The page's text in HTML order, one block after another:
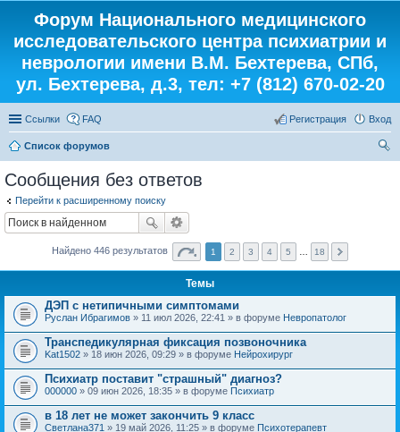
Форум Национального медицинского
исследовательского центра психиатрии и
неврологии имени В.М. Бехтерева, СПб,
ул. Бехтерева, д.3, тел: +7 (812) 670-02-20
Ссылки FAQ Вход
Регистрация
Список форумов
Сообщения без ответов
Перейти к расширенному поиску
Найдено 446 результатов 1 2 3 4 5 18
Темы
ДЭП с нетипичными симптомами
Руслан Ибрагимов » 11 июл 2026, 22:41 » в форуме Невропатолог
Транспедикулярная фиксация позвоночника
Kat1502 » 18 июн 2026, 09:29 » в форуме Нейрохирург
Психиатр поставит "страшный" диагноз?
000000 » 09 июн 2026, 18:35 » в форуме Психиатр
в 18 лет не может закончить 9 класс
Светлана371 » 19 май 2026, 11:25 » в форуме Психотерапевт